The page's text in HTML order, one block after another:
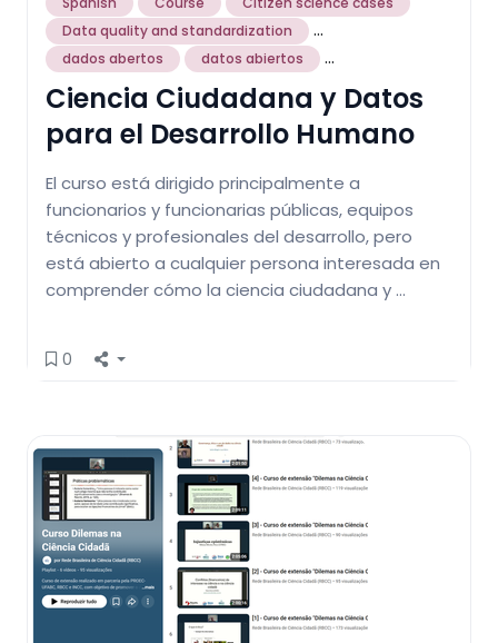
Data quality and standardization
...
dados abertos datos abiertos ...
Ciencia Ciudadana y Datos
para el Desarrollo Humano
El curso está dirigido principalmente a
funcionarios y funcionarias públicas, equipos
técnicos y profesionales del desarrollo, pero
está abierto a cualquier persona interesada en
comprender cómo la ciencia ciudadana y …
0